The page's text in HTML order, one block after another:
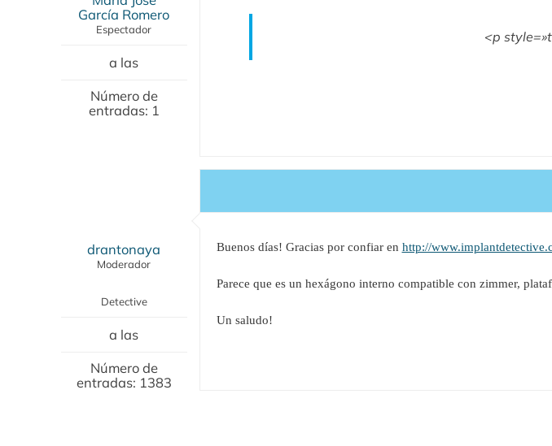
García Romero
Espectador
a las
Número de
entradas: 1
<p
drantonaya
Moderador
Detective
a las
Número de
entradas: 1383
Buenos días! Gracias por confiar en http://
Parece que es un hexágono interno compatible con zimmer,
Un saludo!